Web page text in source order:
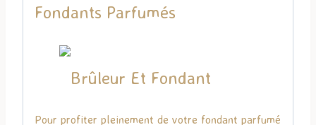
Fondants Parfumés
Pour profiter pleinement de votre fondant parfumé